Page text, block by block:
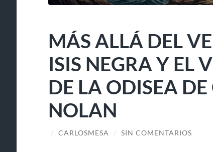
MÁS ALLÁ DEL
ISIS NEGRA Y EL
DE LA ODISEA
NOLAN
/ CARLOSMESA / SIN COMENTARIOS